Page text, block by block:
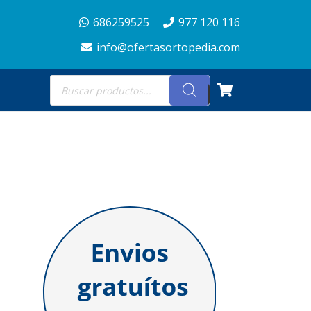
686259525
977 120 116
info@ofertasortopedia.com
Búsqueda
de
productos